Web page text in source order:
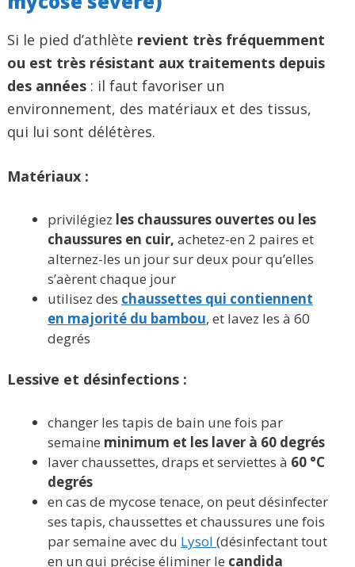
Si le pied d’athlète revient très fréquemment
ou est très résistant aux traitements depuis
des années : il faut favoriser un
environnement, des matériaux et des tissus,
qui lui sont délétères.
Matériaux :
privilégiez les chaussures ouvertes ou les
chaussures en cuir, achetez-en 2 paires et
alternez-les un jour sur deux pour qu’elles
s’aèrent chaque jour
utilisez des chaussettes qui contiennent
en majorité du bambou, et lavez les à 60
degrés
Lessive et désinfections :
changer les tapis de bain une fois par
semaine minimum et les laver à 60 degrés
laver chaussettes, draps et serviettes à 60 °C
degrés
en cas de mycose tenace, on peut désinfecter
ses tapis, chaussettes et chaussures une fois
par semaine avec du Lysol (désinfectant tout
en un qui précise éliminer le candida